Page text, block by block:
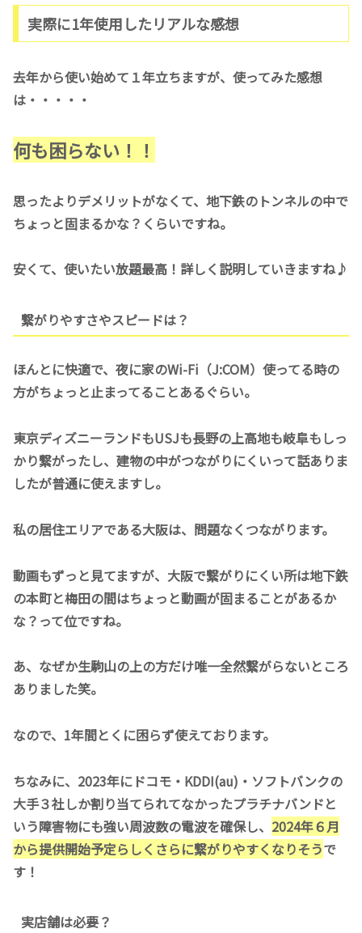
実際に1年使用したリアルな感想
去年から使い始めて１年立ちますが、使ってみた感想
は・・・・・
何も困らない！！
思ったよりデメリットがなくて、地下鉄のトンネルの中で
ちょっと固まるかな？くらいですね。
安くて、使いたい放題最高！詳しく説明していきますね♪
繋がりやすさやスピードは？
ほんとに快適で、夜に家のWi-Fi（J:COM）使ってる時の
方がちょっと止まってることあるぐらい。
東京ディズニーランドもUSJも長野の上高地も岐阜もしっ
かり繋がったし、建物の中がつながりにくいって話ありま
したが普通に使えますし。
私の居住エリアである大阪は、問題なくつながります。
動画もずっと見てますが、大阪で繋がりにくい所は地下鉄
の本町と梅田の間はちょっと動画が固まることがあるか
な？って位ですね。
あ、なぜか生駒山の上の方だけ唯一全然繋がらないところ
ありました笑。
なので、1年間とくに困らず使えております。
ちなみに、2023年にドコモ・KDDI(au)・ソフトバンクの
大手３社しか割り当てられてなかったプラチナバンドと
いう障害物にも強い周波数の電波を確保し、 2024年６月
から提供開始予定らしくさらに繋がりやすくなりそうで
す！
実店舗は必要？